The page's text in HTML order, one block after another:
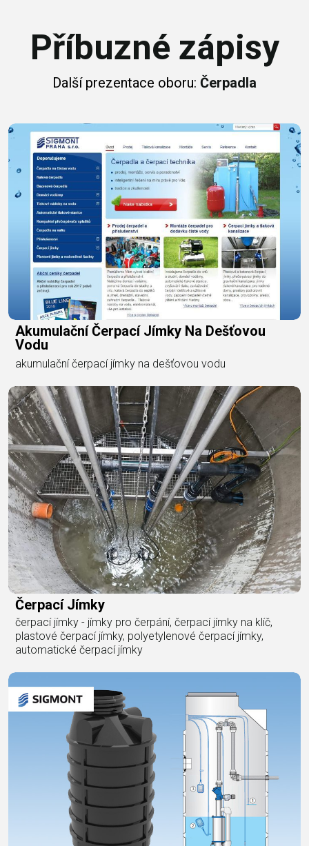
Příbuzné zápisy
Další prezentace oboru: Čerpadla
Akumulační Čerpací Jímky Na Dešťovou
Vodu
akumulační čerpací jímky na dešťovou vodu
Čerpací Jímky
čerpací jímky - jímky pro čerpání, čerpací jímky na klíč,
plastové čerpací jímky, polyetylenové čerpací jímky,
automatické čerpací jímky